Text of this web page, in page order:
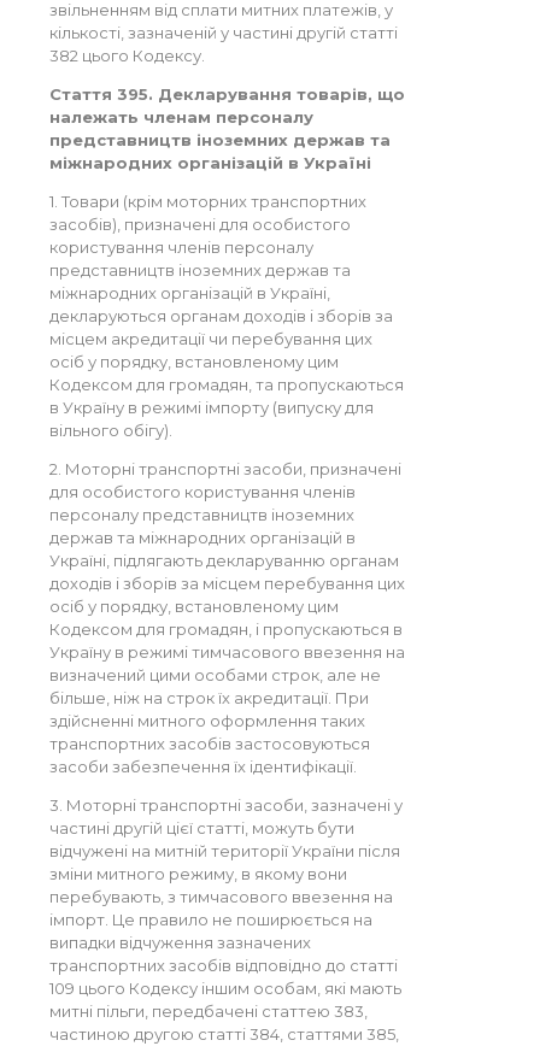
звільненням від сплати митних платежів, у
кількості, зазначеній у частині другій статті
382 цього Кодексу.
Стаття 395. Декларування товарів, що
належать членам персоналу
представництв іноземних держав та
міжнародних організацій в Україні
1. Товари (крім моторних транспортних
засобів), призначені для особистого
користування членів персоналу
представництв іноземних держав та
міжнародних організацій в Україні,
декларуються органам доходів і зборів за
місцем акредитації чи перебування цих
осіб у порядку, встановленому цим
Кодексом для громадян, та пропускаються
в Україну в режимі імпорту (випуску для
вільного обігу).
2. Моторні транспортні засоби, призначені
для особистого користування членів
персоналу представництв іноземних
держав та міжнародних організацій в
Україні, підлягають декларуванню органам
доходів і зборів за місцем перебування цих
осіб у порядку, встановленому цим
Кодексом для громадян, і пропускаються в
Україну в режимі тимчасового ввезення на
визначений цими особами строк, але не
більше, ніж на строк їх акредитації. При
здійсненні митного оформлення таких
транспортних засобів застосовуються
засоби забезпечення їх ідентифікації.
3. Моторні транспортні засоби, зазначені у
частині другій цієї статті, можуть бути
відчужені на митній території України після
зміни митного режиму, в якому вони
перебувають, з тимчасового ввезення на
імпорт. Це правило не поширюється на
випадки відчуження зазначених
транспортних засобів відповідно до статті
109 цього Кодексу іншим особам, які мають
митні пільги, передбачені статтею 383,
частиною другою статті 384, статтями 385,